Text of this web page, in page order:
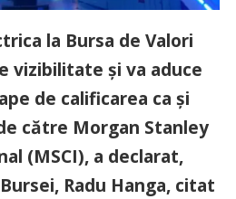
la Bursa de Valori
vizibilitate şi va aduce
de calificarea ca şi
către Morgan Stanley
(MSCI), a declarat,
Radu Hanga, citat